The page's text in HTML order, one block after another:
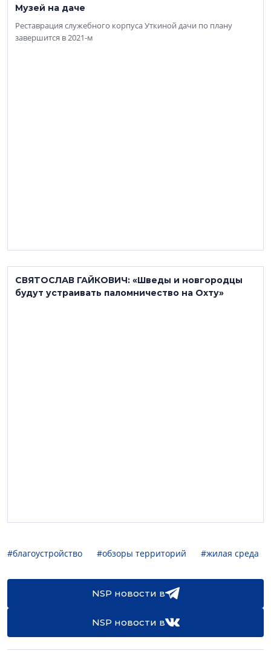
Музей на даче
Реставрация служебного корпуса Уткиной дачи по плану
завершится в 2021-м
СВЯТОСЛАВ ГАЙКОВИЧ: «Шведы и новгородцы
будут устраивать паломничество на Охту»
#благоустройство #обзоры территорий #жилая среда
NSP новости в
NSP новости в